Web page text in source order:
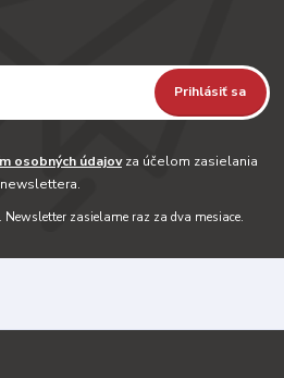
Prihlásiť sa
osobných údajovza účelom zasielania
newslettera.
Newsletter zasielame raz za dva mesiace.